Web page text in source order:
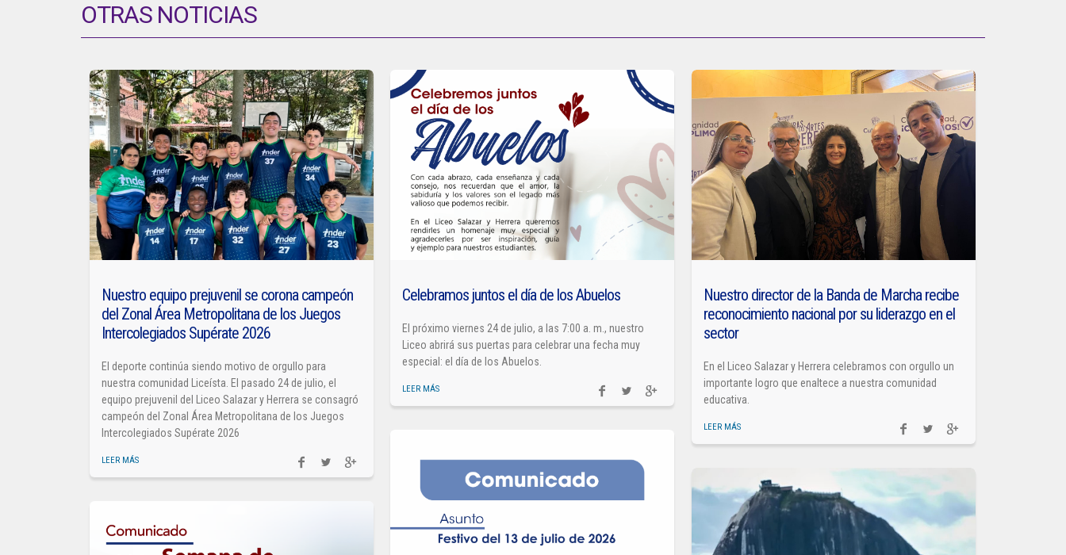
OTRAS NOTICIAS
Nuestro equipo prejuvenil se corona campeón
del Zonal Área Metropolitana de los Juegos
Intercolegiados Supérate 2026
El deporte continúa siendo motivo de orgullo para
nuestra comunidad Liceísta. El pasado 24 de julio, el
equipo prejuvenil del Liceo Salazar y Herrera se consagró
campeón del Zonal Área Metropolitana de los Juegos
Intercolegiados Supérate 2026
LEER MÁS
Celebramos juntos el día de los Abuelos
El próximo viernes 24 de julio, a las 7:00 a. m., nuestro
Liceo abrirá sus puertas para celebrar una fecha muy
especial: el día de los Abuelos.
LEER MÁS
Nuestro director de la Banda de Marcha recibe
reconocimiento nacional por su liderazgo en el
sector
En el Liceo Salazar y Herrera celebramos con orgullo un
importante logro que enaltece a nuestra comunidad
educativa.
LEER MÁS